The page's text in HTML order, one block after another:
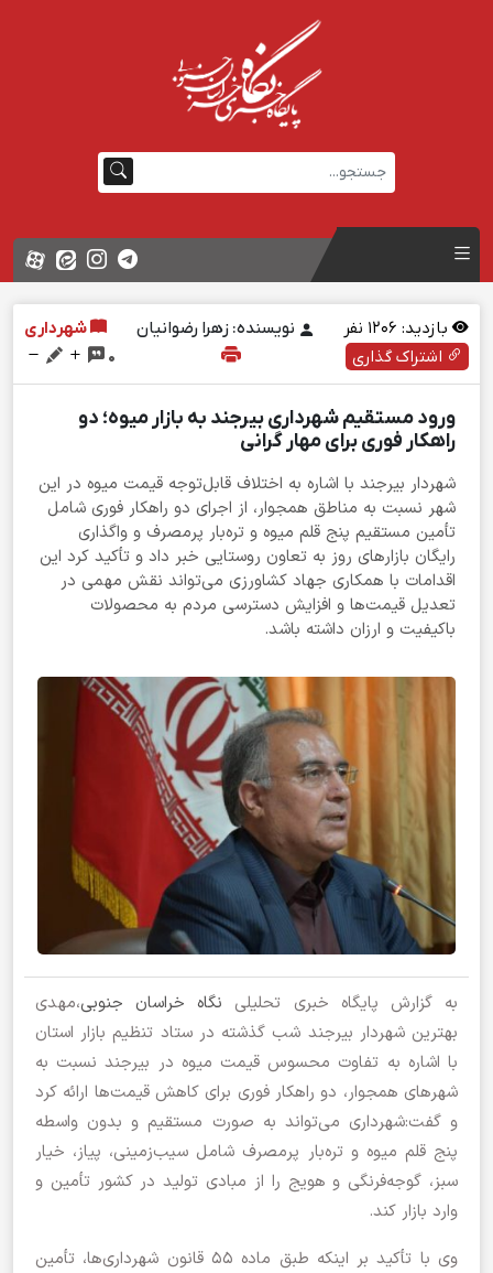
بازدید: نفر نویسنده: زهرا رضوانیان
شهرداری
اشتراک گذاری
0
ورود مستقیم شهرداری بیرجند به بازار میوه؛ دو
راهکار فوری برای مهار گرانی
شهردار بیرجند با اشاره به اختلاف قابل‌توجه قیمت میوه در این
شهر نسبت به مناطق همجوار، از اجرای دو راهکار فوری شامل
تأمین مستقیم پنج قلم میوه و تره‌بار پرمصرف و واگذاری
رایگان بازارهای روز به تعاون روستایی خبر داد و تأکید کرد این
اقدامات با همکاری جهاد کشاورزی می‌تواند نقش مهمی در
تعدیل قیمت‌ها و افزایش دسترسی مردم به محصولات
باکیفیت و ارزان داشته باشد.
به گزارش پایگاه خبری تحلیلی نگاه خراسان جنوبی،مهدی
بهترین شهردار بیرجند شب گذشته در ستاد تنظیم بازار استان
با اشاره به تفاوت محسوس قیمت میوه در بیرجند نسبت به
شهرهای همجوار، دو راهکار فوری برای کاهش قیمت‌ها ارائه کرد
و گفت:شهرداری می‌تواند به صورت مستقیم و بدون واسطه
پنج قلم میوه و تره‌بار پرمصرف شامل سیب‌زمینی، پیاز، خیار
سبز، گوجه‌فرنگی و هویج را از مبادی تولید در کشور تأمین و
وارد بازار کند.
وی با تأکید بر اینکه طبق ماده ۵۵ قانون شهرداری‌ها، تأمین